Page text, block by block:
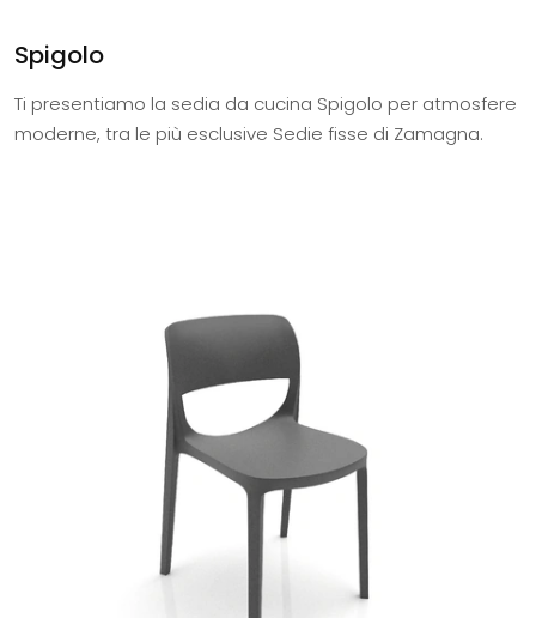
Spigolo
Ti presentiamo la sedia da cucina Spigolo per atmosfere
moderne, tra le più esclusive Sedie fisse di Zamagna.